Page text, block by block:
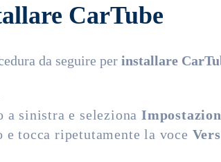
CarTube
da seguire per installare
a sinistra e seleziona
e tocca ripetutamente la voce